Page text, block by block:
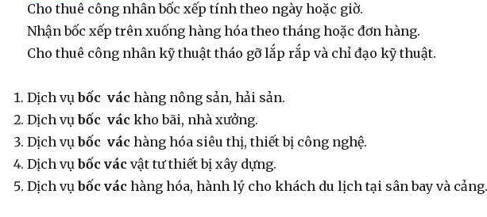
Cho thuê công nhân bốc xếp tính theo ngày hoặc giờ.
Nhận bốc xếp trên xuống hàng hóa theo tháng hoặc đơn hàng.
Cho thuê công nhân kỹ thuật tháo gỡ lắp rắp và chỉ đạo kỹ thuật.
Dịch vụbốc vác hàng nông sản, hải sản.
Dịch vụbốc vác kho bãi, nhà xưởng.
Dịch vụbốc vác hàng hóa siêu thị, thiết bị công nghệ.
Dịch vụbốc vác vật tư thiết bị xây dựng.
Dịch vụbốc vác hàng hóa, hành lý cho khách du lịch tại sân bay và cảng.